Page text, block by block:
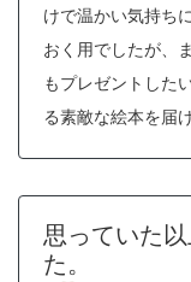
けで温かい気持ち
おく用でしたが、
もプレゼントした
る素敵な絵本を届
思っていた
た。